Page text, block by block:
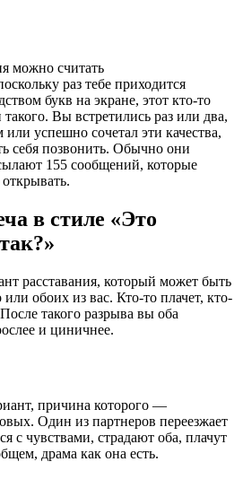
можно считать
раз тебе приходится
букв на экране, этот кто-то
Вы встретились раз или два,
успешно сочетал эти качества,
себя позвонить. Обычно они
155 сообщений, которые
в стиле «Это
расставания, который может быть
обоих из вас. Кто-то плачет, кто-
такого разрыва вы оба
и циничнее.
причина которого —
Один из партнеров переезжает
с чувствами, страдают оба, плачут
драма как она есть.